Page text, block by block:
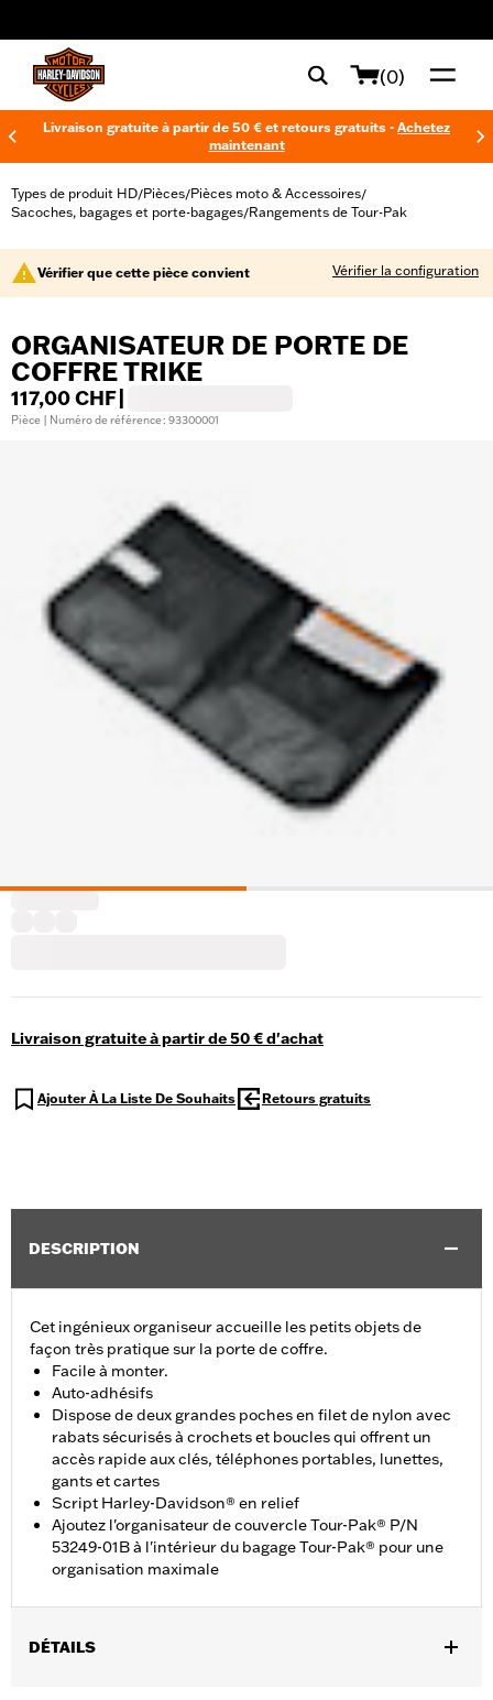
(0)
Livraison gratuite à partir de 50 € et retours gratuits - Achetez
maintenant
Types de produit HD/Pièces/Pièces moto & Accessoires/
Sacoches, bagages et porte-bagages/Rangements de Tour-Pak
Vérifier que cette pièce convient Vérifier la configuration
ORGANISATEUR DE PORTE DE
COFFRE TRIKE
117,00 CHF
Pièce | Numéro de référence : 93300001
Livraison gratuite à partir de 50 € d'achat
Ajouter À La Liste De Souhaits Retours gratuits
DESCRIPTION
Cet ingénieux organiseur accueille les petits objets de
façon très pratique sur la porte de coffre.
Facile à monter.
Auto-adhésifs
Dispose de deux grandes poches en filet de nylon avec
rabats sécurisés à crochets et boucles qui offrent un
accès rapide aux clés, téléphones portables, lunettes,
gants et cartes
Script Harley-Davidson® en relief
Ajoutez l'organisateur de couvercle Tour-Pak® P/N
53249-01B à l'intérieur du bagage Tour-Pak® pour une
organisation maximale
DÉTAILS